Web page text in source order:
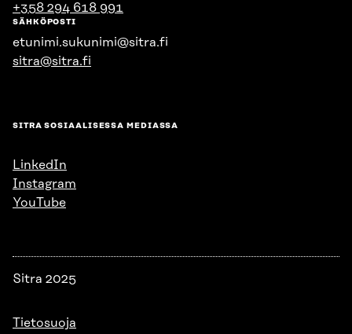
+358 294 618 991
SÄHKÖPOSTI
etunimi.sukunimi@sitra.fi
sitra@sitra.fi
SITRA SOSIAALISESSA MEDIASSA
LinkedIn
Instagram
YouTube
Sitra 2025
Tietosuoja